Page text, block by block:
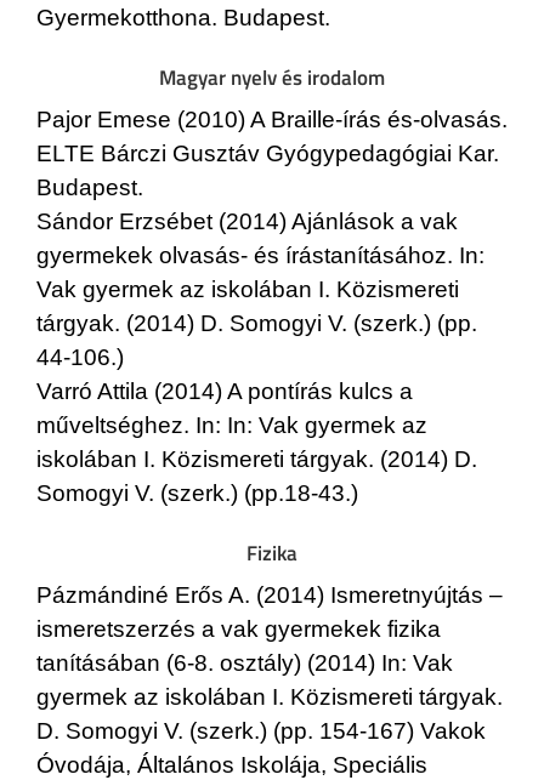
Gyermekotthona. Budapest.
Magyar nyelv és irodalom
Pajor Emese (2010) A Braille-írás és-olvasás.
ELTE Bárczi Gusztáv Gyógypedagógiai Kar.
Budapest.
Sándor Erzsébet (2014) Ajánlások a vak
gyermekek olvasás- és írástanításához. In:
Vak gyermek az iskolában I. Közismereti
tárgyak. (2014) D. Somogyi V. (szerk.) (pp.
44-106.)
Varró Attila (2014) A pontírás kulcs a
műveltséghez. In: In: Vak gyermek az
iskolában I. Közismereti tárgyak. (2014) D.
Somogyi V. (szerk.) (pp.18-43.)
Fizika
Pázmándiné Erős A. (2014) Ismeretnyújtás –
ismeretszerzés a vak gyermekek fizika
tanításában (6-8. osztály) (2014) In: Vak
gyermek az iskolában I. Közismereti tárgyak.
D. Somogyi V. (szerk.) (pp. 154-167) Vakok
Óvodája, Általános Iskolája, Speciális